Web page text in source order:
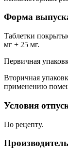
Форма
Таблетки
мг + 25 мг.
Первичная
Вторичная
применению
Условия
По рецепту.
Производитель